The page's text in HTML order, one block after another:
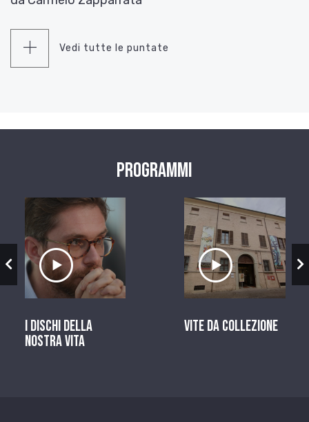
Vedi tutte le puntate
Programmi
Ascolta il servizio
I dischi della
nostra vita
Ascolta il
Vite da Collezione